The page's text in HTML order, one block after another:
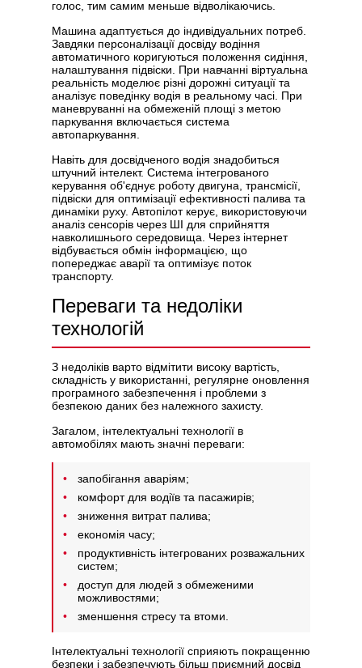
голос, тим самим меньше відволікаючись.
Машина адаптується до індивідуальних потреб.
Завдяки персоналізації досвіду водіння
автоматичного коригуються положення сидіння,
налаштування підвіски. При навчанні віртуальна
реальність моделює різні дорожні ситуації та
аналізує поведінку водія в реальному часі. При
маневруванні на обмеженій площі з метою
паркування включається система
автопаркування.
Навіть для досвідченого водія знадобиться
штучний інтелект. Система інтегрованого
керування об'єднує роботу двигуна, трансмісії,
підвіски для оптимізації ефективності палива та
динаміки руху. Автопілот керує, використовуючи
аналіз сенсорів через ШІ для сприйняття
навколишнього середовища. Через інтернет
відбувається обмін інформацією, що
попереджає аварії та оптимізує поток
транспорту.
Переваги та недоліки
технологій
З недоліків варто відмітити високу вартість,
складність у використанні, регулярне оновлення
програмного забезпечення і проблеми з
безпекою даних без належного захисту.
Загалом, інтелектуальні технології в
автомобілях мають значні переваги:
запобігання аваріям;
комфорт для водіїв та пасажирів;
зниження витрат палива;
економія часу;
продуктивність інтегрованих розважальних
систем;
доступ для людей з обмеженими
можливостями;
зменшення стресу та втоми.
Інтелектуальні технології сприяють покращенню
безпеки і забезпечують більш приємний досвід